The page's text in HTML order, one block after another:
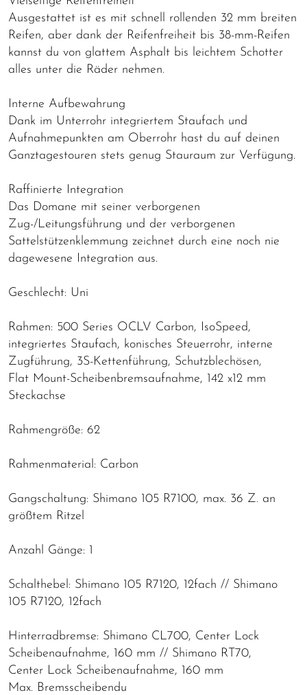
Ausgestattet ist es mit schnell rollenden 32 mm breiten
Reifen, aber dank der Reifenfreiheit bis 38-mm-Reifen
kannst du von glattem Asphalt bis leichtem Schotter
alles unter die Räder nehmen.
Interne Aufbewahrung
Dank im Unterrohr integriertem Staufach und
Aufnahmepunkten am Oberrohr hast du auf deinen
Ganztagestouren stets genug Stauraum zur Verfügung.
Raffinierte Integration
Das Domane mit seiner verborgenen
Zug-/Leitungsführung und der verborgenen
Sattelstützenklemmung zeichnet durch eine noch nie
dagewesene Integration aus.
Geschlecht: Uni
Rahmen: 500 Series OCLV Carbon, IsoSpeed,
integriertes Staufach, konisches Steuerrohr, interne
Zugführung, 3S-Kettenführung, Schutzblechösen,
Flat Mount-Scheibenbremsaufnahme, 142 x12 mm
Steckachse
Rahmengröße: 62
Rahmenmaterial: Carbon
Gangschaltung: Shimano 105 R7100, max. 36 Z. an
größtem Ritzel
Anzahl Gänge: 1
Schalthebel: Shimano 105 R7120, 12fach // Shimano
105 R7120, 12fach
Hinterradbremse: Shimano CL700, Center Lock
Scheibenaufnahme, 160 mm // Shimano RT70,
Center Lock Scheibenaufnahme, 160 mm
Max. Bremsscheibendu